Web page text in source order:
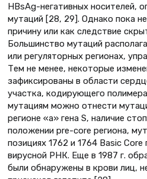
HBsAg-негативных носителей,
мутаций [28, 29]. Однако пока
причину или как следствие
Большинство мутаций
или регуляторных регионах,
Тем не менее, некоторые
зафиксированы в области
участка, кодирующего
мутациям можно отнести
регионе «а» гена S, наличие
положении pre-core региона,
позициях 1762 и 1764 Basic
вирусной РНК. Еще в 1987 г.
были обнаружены в крови лиц,